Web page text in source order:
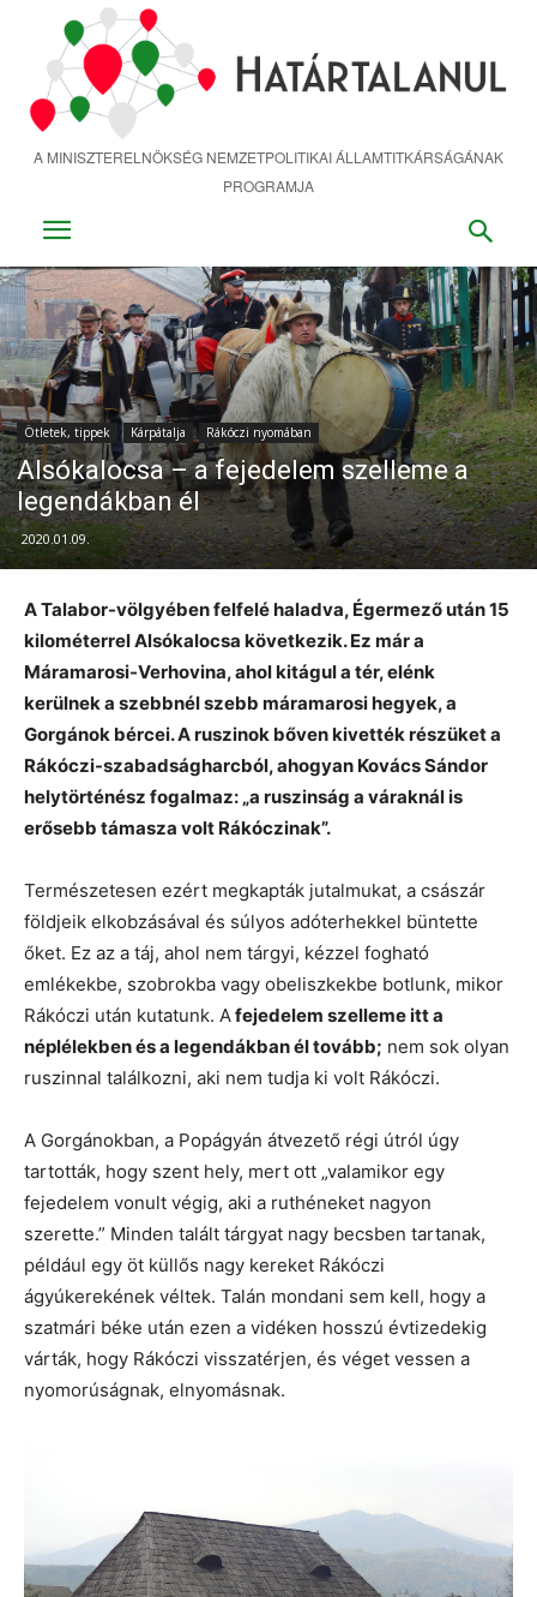
tartalomra
A MINISZTERELNÖKSÉG NEMZETPOLITIKAI ÁLLAMTITKÁRSÁGÁNAK
PROGRAMJA
Ötletek, tippek Kárpátalja Rákóczi nyomában
Alsókalocsa – a fejedelem szelleme a
legendákban él
2020.01.09.
A Talabor-völgyében felfelé haladva, Égermező után 15
kilométerrel Alsókalocsa következik. Ez már a
Máramarosi-Verhovina, ahol kitágul a tér, elénk
kerülnek a szebbnél szebb máramarosi hegyek, a
Gorgánok bércei. A ruszinok bőven kivették részüket a
Rákóczi-szabadságharcból, ahogyan Kovács Sándor
helytörténész fogalmaz: „a ruszinság a váraknál is
erősebb támasza volt Rákóczinak”.
Természetesen ezért megkapták jutalmukat, a császár
földjeik elkobzásával és súlyos adóterhekkel büntette
őket. Ez az a táj, ahol nem tárgyi, kézzel fogható
emlékekbe, szobrokba vagy obeliszkekbe botlunk, mikor
Rákóczi után kutatunk. Afejedelem szelleme itt a
néplélekben és a legendákban él tovább; nem sok olyan
ruszinnal találkozni, aki nem tudja ki volt Rákóczi.
A Gorgánokban, a Popágyán átvezető régi útról úgy
tartották, hogy szent hely, mert ott „valamikor egy
fejedelem vonult végig, aki a ruthéneket nagyon
szerette.” Minden talált tárgyat nagy becsben tartanak,
például egy öt küllős nagy kereket Rákóczi
ágyúkerekének véltek. Talán mondani sem kell, hogy a
szatmári béke után ezen a vidéken hosszú évtizedekig
várták, hogy Rákóczi visszatérjen, és véget vessen a
nyomorúságnak, elnyomásnak.